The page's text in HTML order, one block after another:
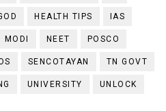
HEALTH TIPS IAS
MODI NEET POSCO
SENCOTAYAN TN GOVT
UNIVERSITY UNLOCK